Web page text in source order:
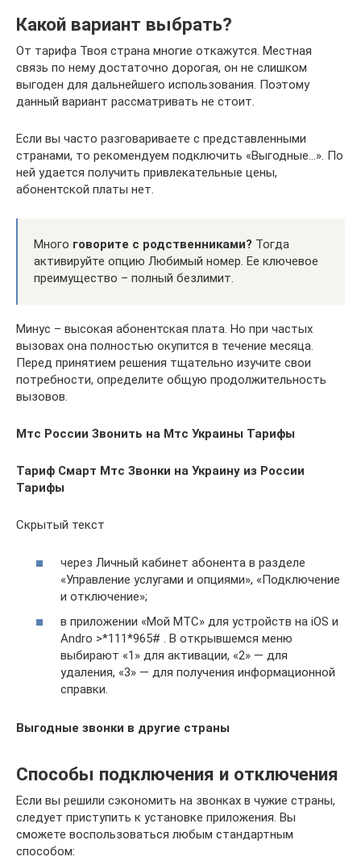
Какой вариант выбрать?
От тарифа Твоя страна многие откажутся. Местная
связь по нему достаточно дорогая, он не слишком
выгоден для дальнейшего использования. Поэтому
данный вариант рассматривать не стоит.
Если вы часто разговариваете с представленными
странами, то рекомендуем подключить «Выгодные…». По
ней удается получить привлекательные цены,
абонентской платы нет.
Много говорите с родственниками? Тогда
активируйте опцию Любимый номер. Ее ключевое
преимущество – полный безлимит.
Минус – высокая абонентская плата. Но при частых
вызовах она полностью окупится в течение месяца.
Перед принятием решения тщательно изучите свои
потребности, определите общую продолжительность
вызовов.
Мтс России Звонить на Мтс Украины Тарифы
Тариф Смарт Мтс Звонки на Украину из России
Тарифы
Скрытый текст
через Личный кабинет абонента в разделе
«Управление услугами и опциями», «Подключение
и отключение»;
в приложении «Мой МТС» для устройств на iOS и
Andro >*111*965# . В открывшемся меню
выбирают «1» для активации, «2» — для
удаления, «3» — для получения информационной
справки.
Выгодные звонки в другие страны
Способы подключения и отключения
Если вы решили сэкономить на звонках в чужие страны,
следует приступить к установке приложения. Вы
сможете воспользоваться любым стандартным
способом: